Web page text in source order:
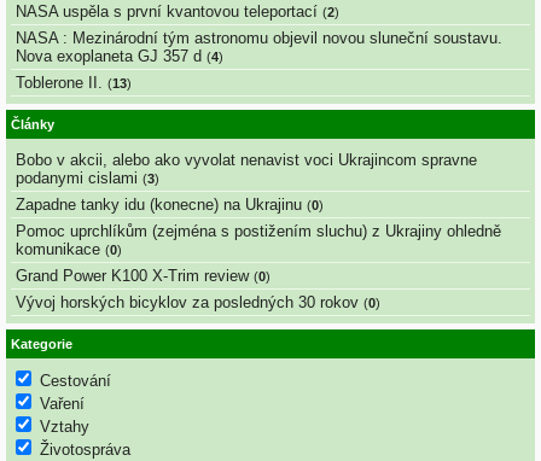
NASA uspěla s první kvantovou teleportací (2)
NASA : Mezinárodní tým astronomu objevil novou sluneční soustavu.
Nova exoplaneta GJ 357 d (4)
Toblerone II. (13)
Články
Bobo v akcii, alebo ako vyvolat nenavist voci Ukrajincom spravne
podanymi cislami (3)
Zapadne tanky idu (konecne) na Ukrajinu (0)
Pomoc uprchlíkům (zejména s postižením sluchu) z Ukrajiny ohledně
komunikace (0)
Grand Power K100 X-Trim review (0)
Vývoj horských bicyklov za posledných 30 rokov (0)
Kategorie
Cestování
Vaření
Vztahy
Životospráva